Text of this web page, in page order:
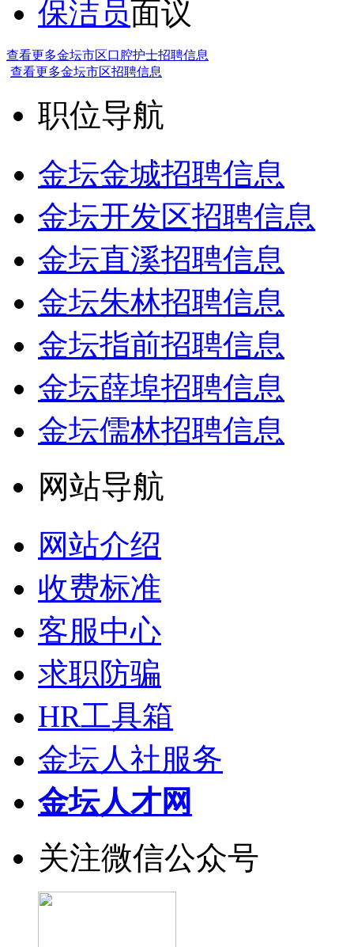
保洁员面议
查看更多金坛市区口腔护士招聘信息
查看更多金坛市区招聘信息
职位导航
金坛金城招聘信息
金坛开发区招聘信息
金坛直溪招聘信息
金坛朱林招聘信息
金坛指前招聘信息
金坛薛埠招聘信息
金坛儒林招聘信息
网站导航
网站介绍
收费标准
客服中心
求职防骗
HR工具箱
金坛人社服务
金坛人才网
关注微信公众号